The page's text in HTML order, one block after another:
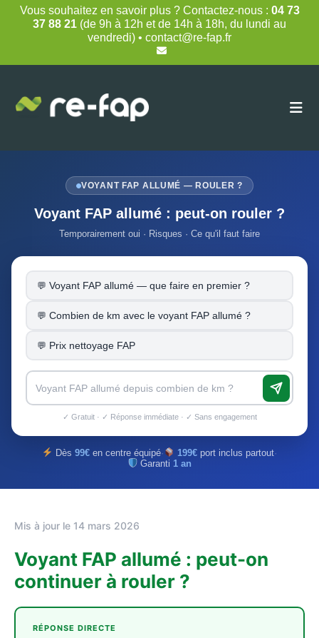
Vous souhaitez en savoir plus ? Contactez-nous : 04 73
37 88 21 (de 9h à 12h et de 14h à 18h, du lundi au
vendredi) • contact@re-fap.fr
VOYANT FAP ALLUMÉ — ROULER ?
Voyant FAP allumé : peut-on rouler ?
Temporairement oui · Risques · Ce qu'il faut faire
Voyant FAP allumé — que faire en premier ?
Combien de km avec le voyant FAP allumé ?
Prix nettoyage FAP
✓ Gratuit · ✓ Réponse immédiate · ✓ Sans engagement
Dès 99€ en centre équipé· 199€port inclus partout·
Garanti 1 an
Mis à jour le 14 mars 2026
Voyant FAP allumé : peut-on
continuer à rouler ?
RÉPONSE DIRECTE